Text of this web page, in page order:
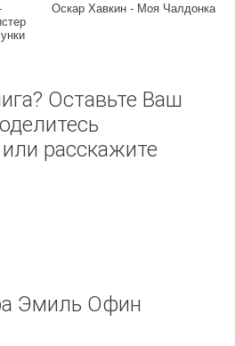
Оскар Хавкин - Моя Чалдонка
Оставьте Ваш
расскажите
Эмиль Офин